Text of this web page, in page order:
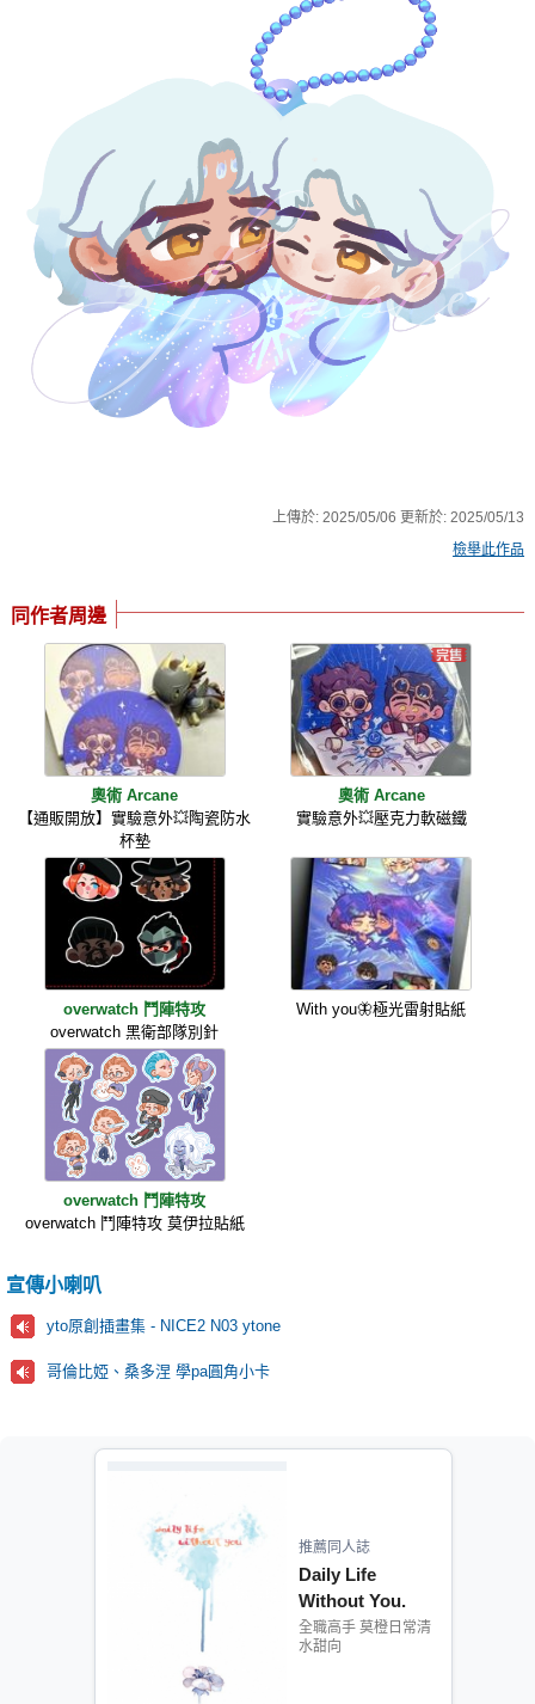
上傳於: 2025/05/06 更新於: 2025/05/13
檢舉此作品
同作者周邊
奧術 Arcane
【通販開放】實驗意外💥陶瓷防水
杯墊
奧術 Arcane
實驗意外💥壓克力軟磁鐵
overwatch 鬥陣特攻
overwatch 黑衛部隊別針
With you🦋極光雷射貼紙
overwatch 鬥陣特攻
overwatch 鬥陣特攻 莫伊拉貼紙
宣傳小喇叭
yto原創插畫集 - NICE2 N03 ytone
哥倫比婭、桑多涅 學pa圓角小卡
推薦同人誌
Daily Life
Without You.
全職高手 莫橙日常清
水甜向